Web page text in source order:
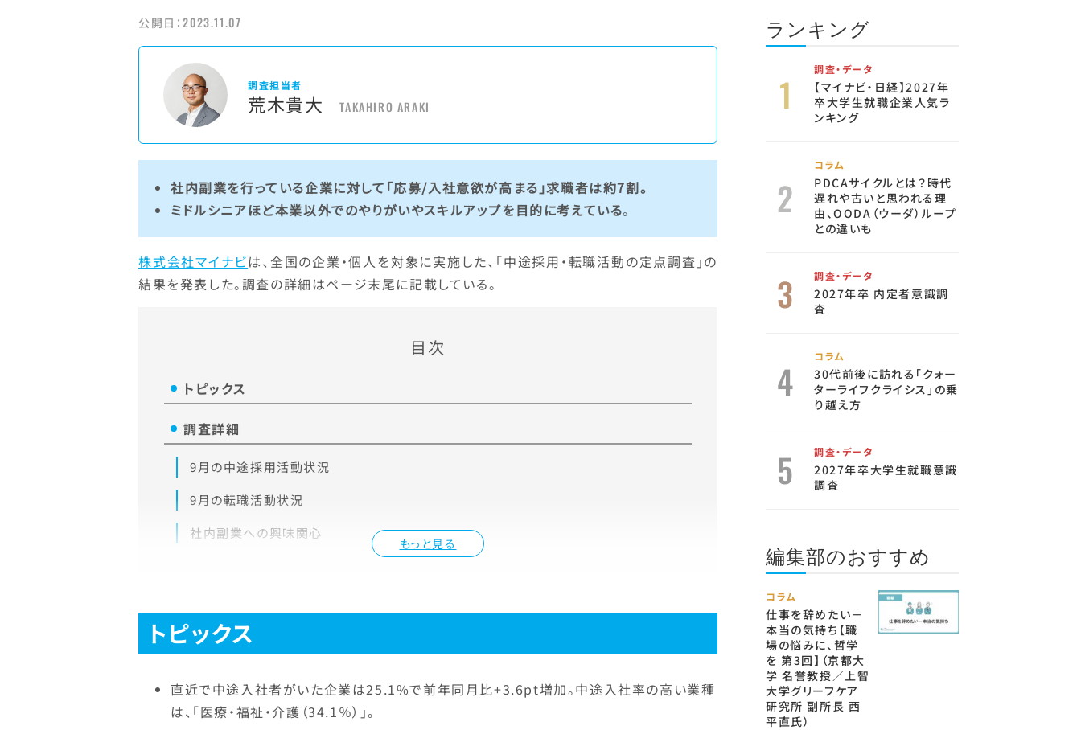
公開日：2023.11.07
調査担当者
荒木貴大 TAKAHIRO ARAKI
社内副業を行っている企業に対して「応募/入社意欲が高まる」求職者は約7割。
ミドルシニアほど本業以外でのやりがいやスキルアップを目的に考えている。
株式会社マイナビは、全国の企業・個人を対象に実施した、「中途採用・転職活動の定点調査」の
結果を発表した。調査の詳細はページ末尾に記載している。
目次
もっと見る
トピックス
調査詳細
9月の中途採用活動状況
9月の転職活動状況
社内副業への興味関心
トピックス
直近で中途入社者がいた企業は25.1%で前年同月比+3.6pt増加。中途入社率の高い業種
は、「医療・福祉・介護（34.1％）」。
ランキング
調査・データ
【マイナビ・日経】2027年
卒大学生就職企業人気ラ
ンキング
コラム
PDCAサイクルとは？時代
遅れや古いと思われる理
由、OODA（ウーダ）ループ
との違いも
調査・データ
2027年卒 内定者意識調
査
コラム
30代前後に訪れる「クォー
ターライフクライシス」の乗
り越え方
調査・データ
2027年卒大学生就職意識
調査
編集部のおすすめ
コラム
仕事を辞めたい－
本当の気持ち【職
場の悩みに、哲学
を 第3回】（京都大
学 名誉教授／上智
大学グリーフケア
研究所 副所長 西
平直氏）